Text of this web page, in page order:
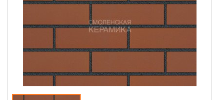
Сотрудничество